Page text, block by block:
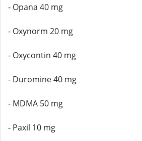
- Opana 40 mg
- Oxynorm 20 mg
- Oxycontin 40 mg
- Duromine 40 mg
- MDMA 50 mg
- Paxil 10 mg